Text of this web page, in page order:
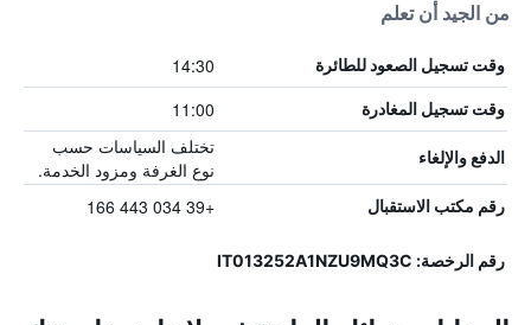
من الجيد أن تعلم
وقت تسجيل الصعود للطائرة 14:30
وقت تسجيل المغادرة 11:00
الدفع والإلغاء
تختلف السياسات حسب
نوع الغرفة ومزود الخدمة.
رقم مكتب الاستقبال +39 034 443 166
رقم الرخصة: IT013252A1NZU9MQ3C